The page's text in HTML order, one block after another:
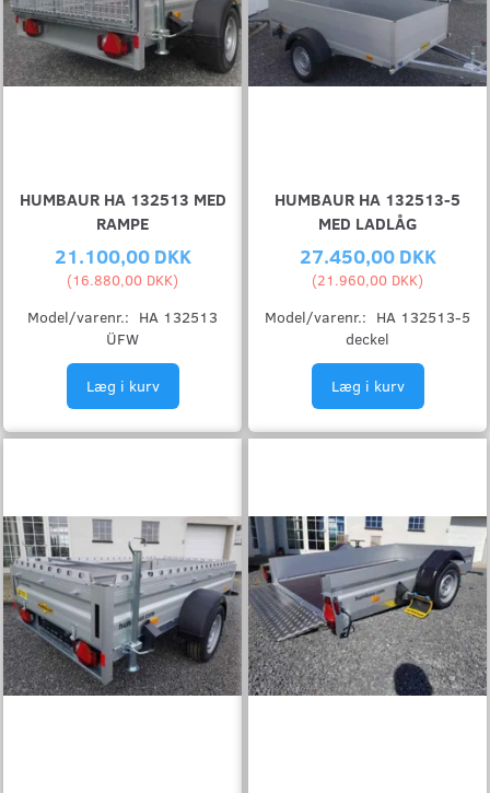
HUMBAUR HA 132513 MED
RAMPE
21.100,00 DKK
(16.880,00 DKK)
Model/varenr.: HA 132513
ÜFW
Læg i kurv
HUMBAUR HA 132513-5
MED LADLÅG
27.450,00 DKK
(21.960,00 DKK)
Model/varenr.: HA 132513-5
deckel
Læg i kurv